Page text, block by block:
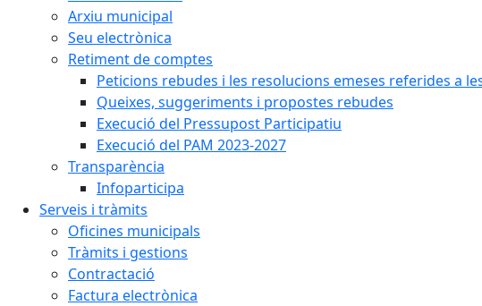
Arxiu municipal
Seu electrònica
Retiment de comptes
Peticions rebudes i les resolucions emeses referides a
Queixes, suggeriments i propostes rebudes
Execució del Pressupost Participatiu
Execució del PAM 2023-2027
Transparència
Infoparticipa
Serveis i tràmits
Oficines municipals
Tràmits i gestions
Contractació
Factura electrònica